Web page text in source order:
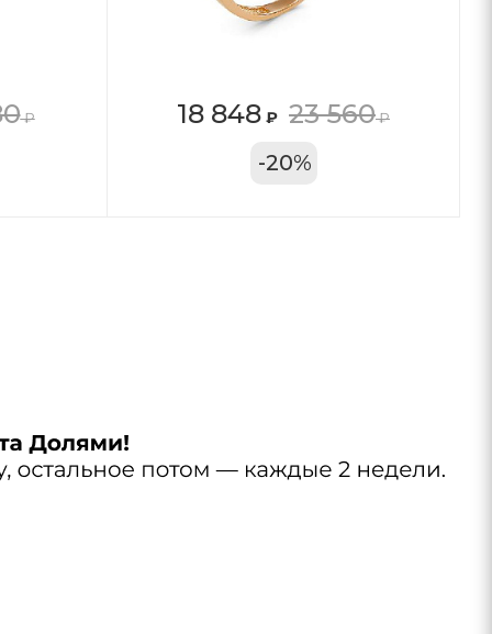
₽ 18 848 ₽ 23 560₽
-20%